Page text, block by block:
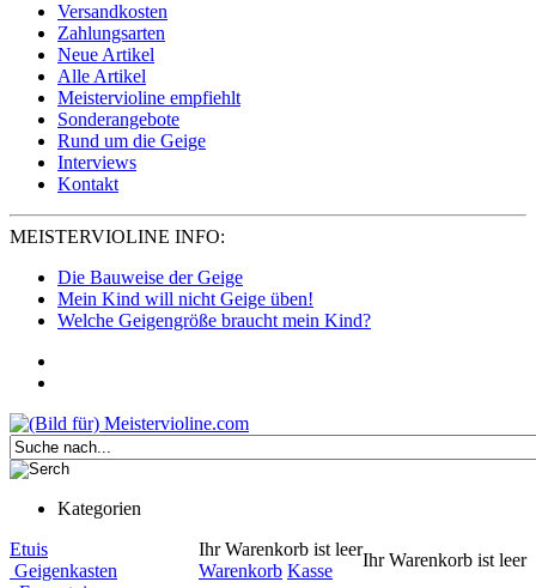
Versandkosten
Zahlungsarten
Neue Artikel
Alle Artikel
Meistervioline empfiehlt
Sonderangebote
Rund um die Geige
Interviews
Kontakt
MEISTERVIOLINE INFO:
Die Bauweise der Geige
Mein Kind will nicht Geige üben!
Welche Geigengröße braucht mein Kind?
Kategorien
Ihr Warenkorb ist leer
Warenkorb Kasse
Ihr Warenkorb ist leer
Etuis
Geigenkasten